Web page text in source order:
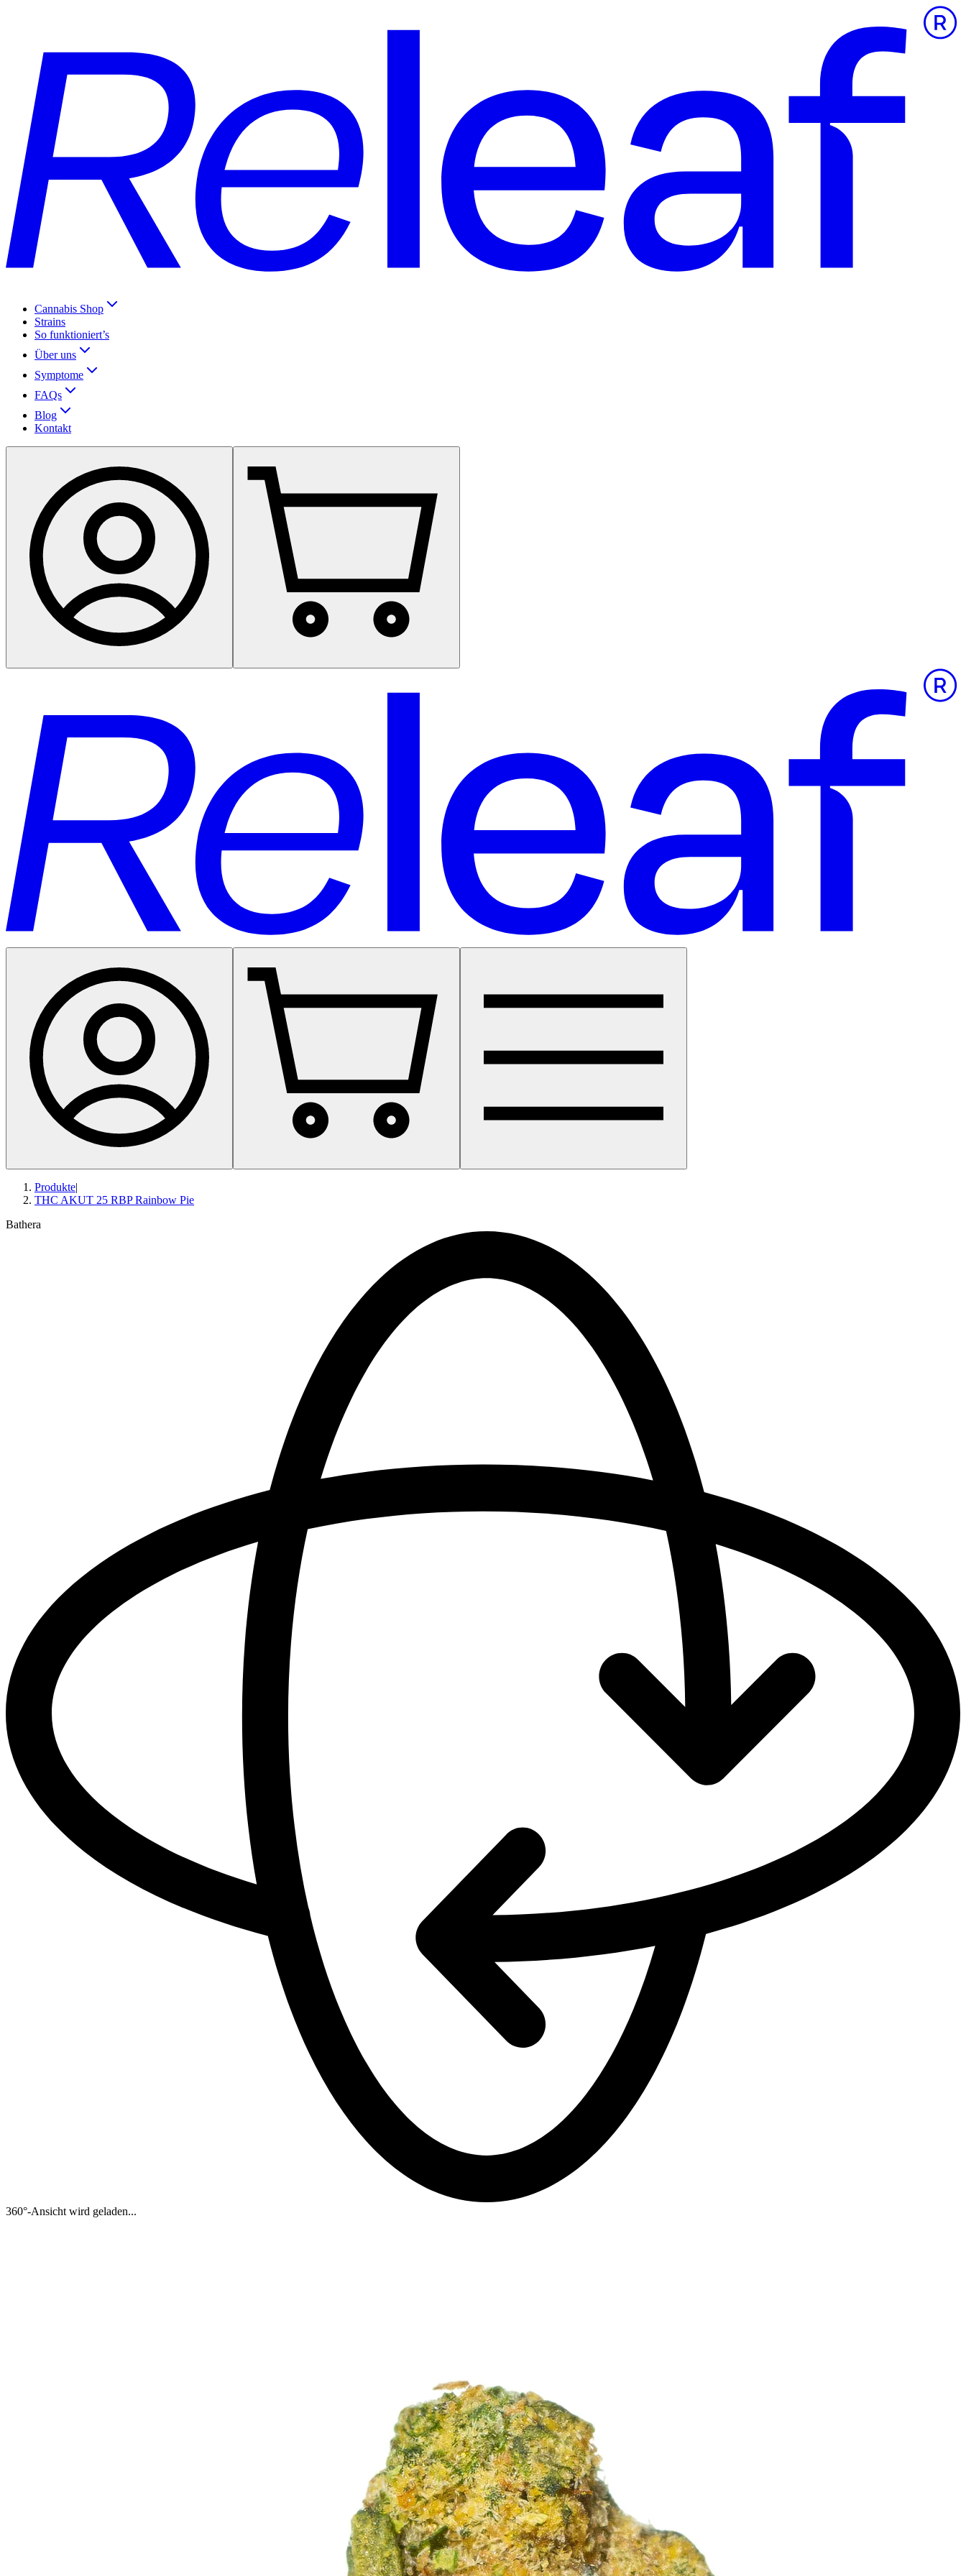
Cannabis Shop
Strains
So funktioniert’s
Über uns
Symptome
FAQs
Blog
Kontakt
Produkte|
THC AKUT 25 RBP Rainbow Pie
Bathera
360°-Ansicht wird geladen...